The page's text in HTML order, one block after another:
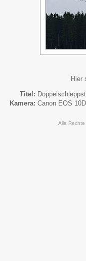
Hier
Titel:
Kamera: Canon EOS 10D
Alle